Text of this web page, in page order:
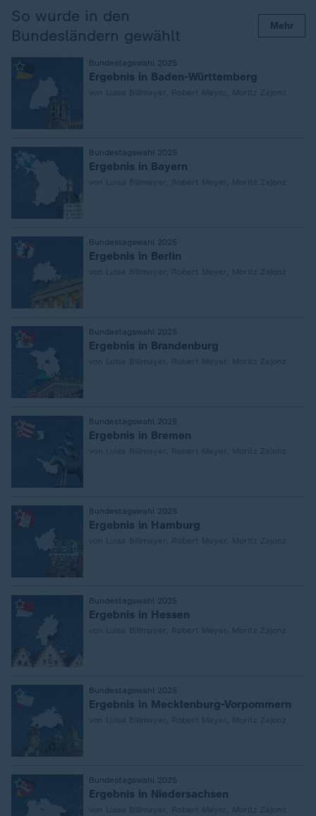
So wurde in den
Bundesländern gewählt
Mehr
Bundestagswahl 2025
Ergebnis in Baden-Württemberg
Bundestagswahl 2025
Ergebnis in Bayern
Bundestagswahl 2025
Ergebnis in Berlin
Bundestagswahl 2025
Ergebnis in Brandenburg
Bundestagswahl 2025
Ergebnis in Bremen
Bundestagswahl 2025
Ergebnis in Hamburg
Bundestagswahl 2025
Ergebnis in Hessen
Bundestagswahl 2025
Ergebnis in Mecklenburg-Vorpommern
Bundestagswahl 2025
Ergebnis in Niedersachsen